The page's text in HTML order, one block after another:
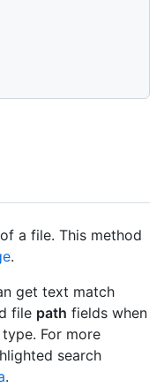
a file. This method
.
get text match
file path fields when
For more
search
.